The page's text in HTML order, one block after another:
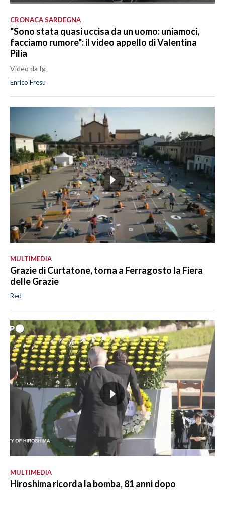
CRONACA SARDEGNA
"Sono stata quasi uccisa da un uomo: uniamoci,
facciamo rumore": il video appello di Valentina
Pilia
Video da Ig
Enrico Fresu
MULTIMEDIA
Grazie di Curtatone, torna a Ferragosto la Fiera
delle Grazie
Red
MULTIMEDIA
Hiroshima ricorda la bomba, 81 anni dopo